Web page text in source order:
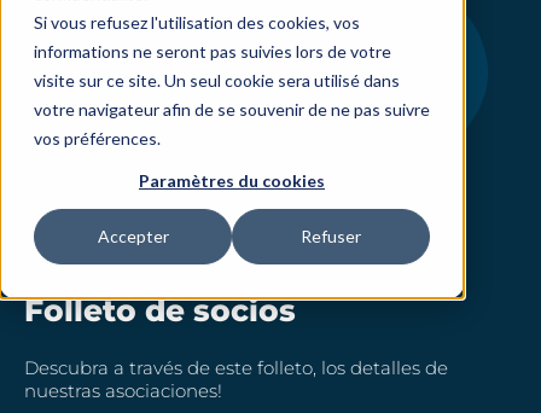
Si vous refusez l'utilisation des cookies, vos
informations ne seront pas suivies lors de votre
visite sur ce site. Un seul cookie sera utilisé dans
votre navigateur afin de se souvenir de ne pas suivre
vos préférences.
Paramètres du cookies
Accepter Refuser
Folleto de socios
Descubra a través de este folleto, los detalles de
nuestras asociaciones!